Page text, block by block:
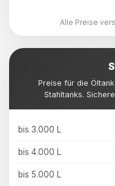
Alle Preise
Preise für die
Stahltanks.
bis 3.000 L
bis 4.000 L
bis 5.000 L